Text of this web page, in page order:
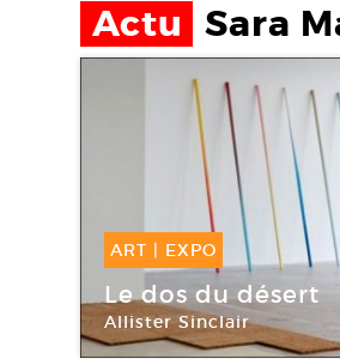
Actu Sara
ART | EXPO
14 Juin -28 Juin
2012
Le dos du désert
Allister Sinclair
Crédac